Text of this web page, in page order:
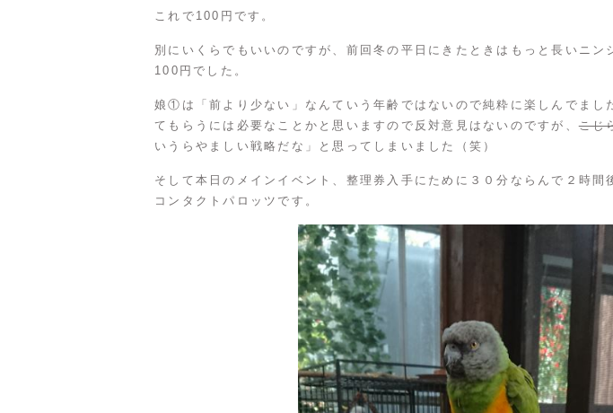
これで100円です。
別にいくらでもいいのですが、前回冬の平日にきたときはもっと長いニン
100円でした。
娘①は「前より少ない」なんていう年齢ではないので純粋に楽しんでまし
てもらうには必要なことかと思いますので反対意見はないのですが、こじ
いうらやましい戦略だな」と思ってしまいました（笑）
そして本日のメインイベント、整理券入手にために３０分ならんで２時間
コンタクトパロッツです。